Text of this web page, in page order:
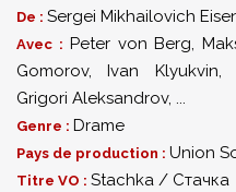
De : Sergei Mikhailovich
Avec : Peter von Berg,
Gomorov,Ivan Klyukvin,
Grigori Aleksandrov, ...
Genre : Drame
Pays de production : Union
Titre VO : Stachka / Стачка